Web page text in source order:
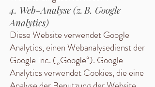
4. Web-Analyse (z. B. Google
Analytics)
Diese Website verwendet Google
Analytics, einen Webanalysedienst der
Google Inc. („Google“). Google
Analytics verwendet Cookies, die eine